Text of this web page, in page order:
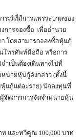
รณ์ที่มีการแพร่ระบาดของ
การจองซื้อ เพื่ออำนวย
โดยสามารถจองซื้อหุ้นกู้
โทรศัพท์มือถือ หรือการ
เป็นต้องเดินทางไปที่
น่ายหุ้นกู้ดังกล่าว (ทั้งนี้
หุ้นกู้แต่ละราย) นักลงทุนที่
จัดการการจัดจำหน่ายหุ้น
และทวีคูณ 100,000 บาท